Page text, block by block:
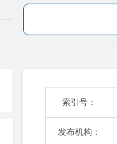
索引号：
发布机构：